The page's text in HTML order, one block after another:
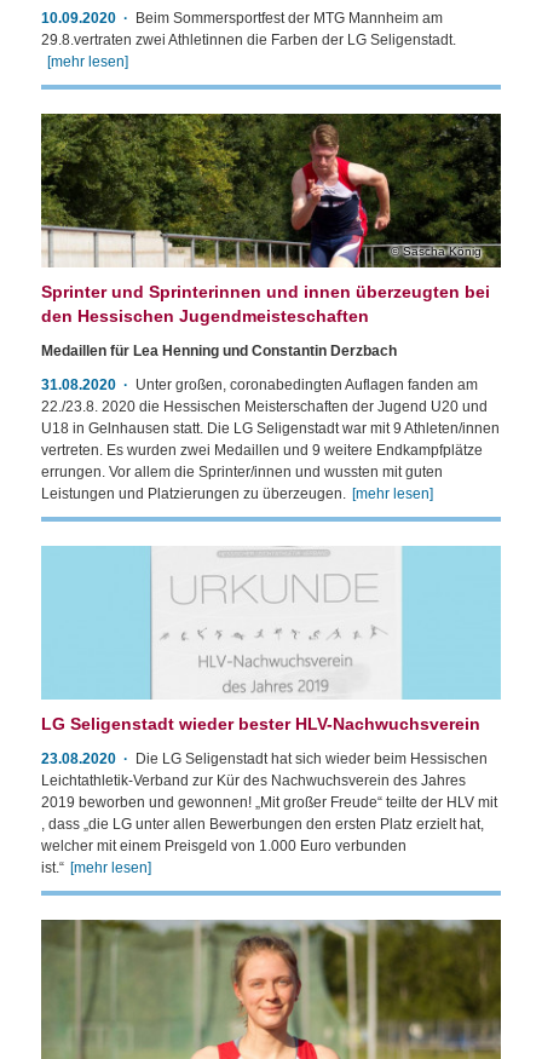
10.09.2020
Beim Sommersportfest der MTG Mannheim am
29.8.vertraten zwei Athletinnen die Farben der LG Seligenstadt.
[mehr lesen]
Sascha König
Sprinter und Sprinterinnen und innen überzeugten bei
den Hessischen Jugendmeisteschaften
Medaillen für Lea Henning und Constantin Derzbach
31.08.2020
Unter großen, coronabedingten Auflagen fanden am
22./23.8. 2020 die Hessischen Meisterschaften der Jugend U20 und
U18 in Gelnhausen statt. Die LG Seligenstadt war mit 9 Athleten/innen
vertreten. Es wurden zwei Medaillen und 9 weitere Endkampfplätze
errungen. Vor allem die Sprinter/innen und wussten mit guten
Leistungen und Platzierungen zu überzeugen. [mehr lesen]
LG Seligenstadt wieder bester HLV-Nachwuchsverein
23.08.2020
Die LG Seligenstadt hat sich wieder beim Hessischen
Leichtathletik-Verband zur Kür des Nachwuchsverein des Jahres
2019 beworben und gewonnen! „Mit großer Freude“ teilte der HLV mit
, dass „die LG unter allen Bewerbungen den ersten Platz erzielt hat,
welcher mit einem Preisgeld von 1.000 Euro verbunden
ist.“ [mehr lesen]